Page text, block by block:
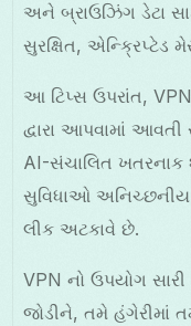
અને બ્રાઉઝિંગ ડેટા
સુરક્ષિત, એન્ક્રિપ્ટેડ
આ ટિપ્સ ઉપરાંત,
દ્વારા આપવામાં
AI-સંચાલિત
સુવિધાઓ અનિચ્છનીય
લીક અટકાવે છે.
VPN નો ઉપયોગ
જોડીને, તમે હંગેરીમાં